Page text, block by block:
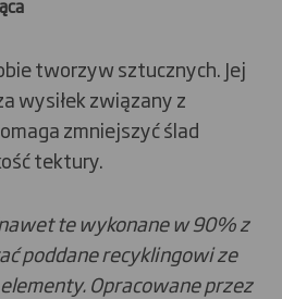
tworzyw sztucznych. Jej
wysiłek związany z
zmniejszyć ślad
tektury.
te wykonane w 90% z
poddane recyklingowi ze
Opracowane przez